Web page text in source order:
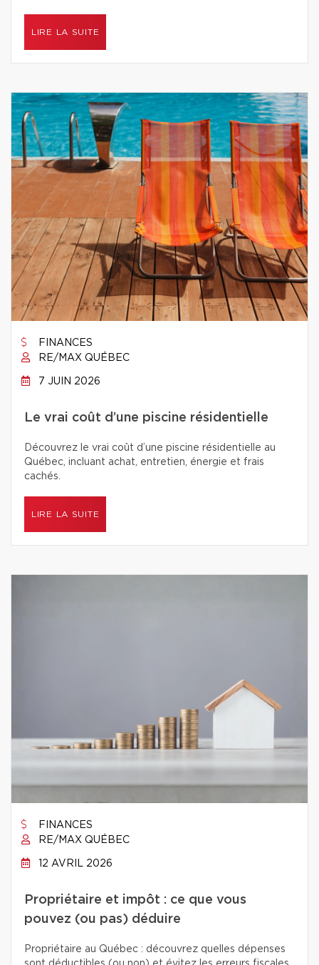
LIRE LA SUITE
FINANCES
RE/MAX QUÉBEC
7 JUIN 2026
Le vrai coût d’une piscine résidentielle
Découvrez le vrai coût d’une piscine résidentielle au
Québec, incluant achat, entretien, énergie et frais
cachés.
LIRE LA SUITE
FINANCES
RE/MAX QUÉBEC
12 AVRIL 2026
Propriétaire et impôt : ce que vous
pouvez (ou pas) déduire
Propriétaire au Québec : découvrez quelles dépenses